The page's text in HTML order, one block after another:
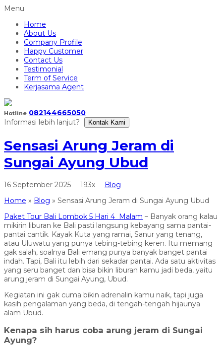
Menu
Home
About Us
Company Profile
Happy Customer
Contact Us
Testimonial
Term of Service
Kerjasama Agent
Hotline 082144665050
Informasi lebih lanjut?
Kontak Kami
Sensasi Arung Jeram di
Sungai Ayung Ubud
16 September 2025 193x
Blog
Home » Blog » Sensasi Arung Jeram di Sungai Ayung Ubud
Paket Tour Bali Lombok 5 Hari 4 Malam – Banyak orang kalau
mikirin liburan ke Bali pasti langsung kebayang sama pantai-
pantai cantik. Kayak Kuta yang ramai, Sanur yang tenang,
atau Uluwatu yang punya tebing-tebing keren. Itu memang
gak salah, soalnya Bali emang punya banyak banget pantai
indah. Tapi, Bali itu lebih dari sekadar pantai. Ada satu aktivitas
yang seru banget dan bisa bikin liburan kamu jadi beda, yaitu
arung jeram di Sungai Ayung, Ubud.
Kegiatan ini gak cuma bikin adrenalin kamu naik, tapi juga
kasih pengalaman yang beda, di tengah-tengah hijaunya
alam Ubud.
Kenapa sih harus coba arung jeram di Sungai
Ayung?